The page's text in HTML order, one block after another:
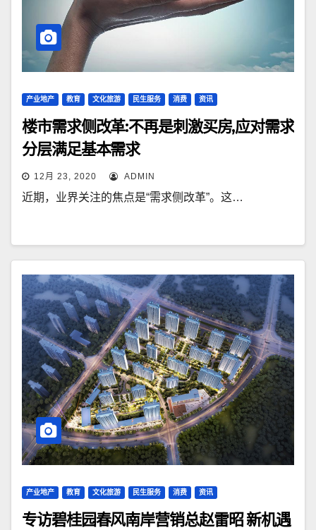
产业地产 教育 文化旅游 民生服务 消费 资讯
楼市需求侧改革:不再是刺激买房,应对需求
分层满足基本需求
12月 23, 2020 ADMIN
近期，业界关注的焦点是“需求侧改革”。这…
产业地产 教育 文化旅游 民生服务 消费 资讯
专访碧桂园春风南岸营销总赵雷昭 新机遇